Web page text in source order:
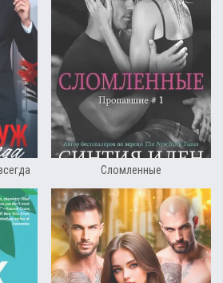
Сломленные